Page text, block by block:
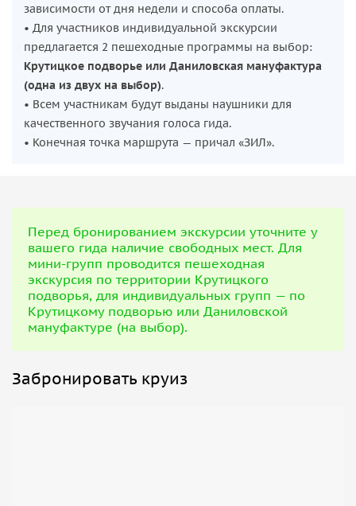
зависимости от дня недели и способа оплаты.
• Для участников индивидуальной экскурсии
предлагается 2 пешеходные программы на выбор:
Крутицкое подворье или Даниловская мануфактура
(одна из двух на выбор).
• Всем участникам будут выданы наушники для
качественного звучания голоса гида.
• Конечная точка маршрута — причал «ЗИЛ».
Перед бронированием экскурсии уточните у
вашего гида наличие свободных мест. Для
мини-групп проводится пешеходная
экскурсия по территории Крутицкого
подворья, для индивидуальных групп — по
Крутицкому подворью или Даниловской
мануфактуре (на выбор).
Забронировать круиз